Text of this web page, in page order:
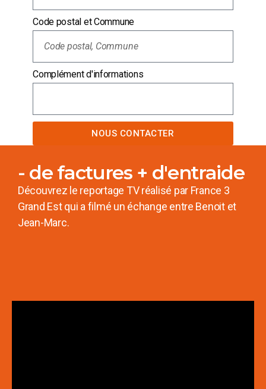
Code postal et Commune
Complément d'informations
NOUS CONTACTER
- de factures + d'entraide
Découvrez le reportage TV réalisé par France 3
Grand Est qui a filmé un échange entre Benoit et
Jean-Marc.